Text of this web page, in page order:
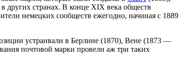
в других странах. В конце XIX века обществ
немецких сообществ ежегодно, начиная с 1889
устраивали в Берлине (1870), Вене (1873 —
почтовой марки провели аж три таких